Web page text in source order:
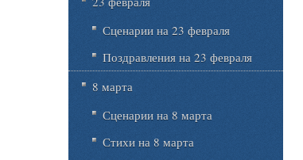
Сценарии на 23 февраля
Поздравления на 23 февраля
8 марта
Сценарии на 8 марта
Стихи на 8 марта